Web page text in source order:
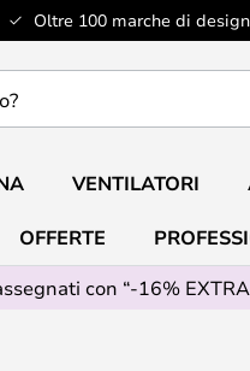
Oltre 100 marche di design
VENTILATORI
OFFERTE
con “-16% EXTRA